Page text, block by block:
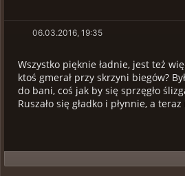
06.03.2016, 19:35
Wszystko pięknie ładnie, jest też
ktoś gmerał przy skrzyni biegów?
do bani, coś jak by się sprzęgło
Ruszało się gładko i płynnie, a